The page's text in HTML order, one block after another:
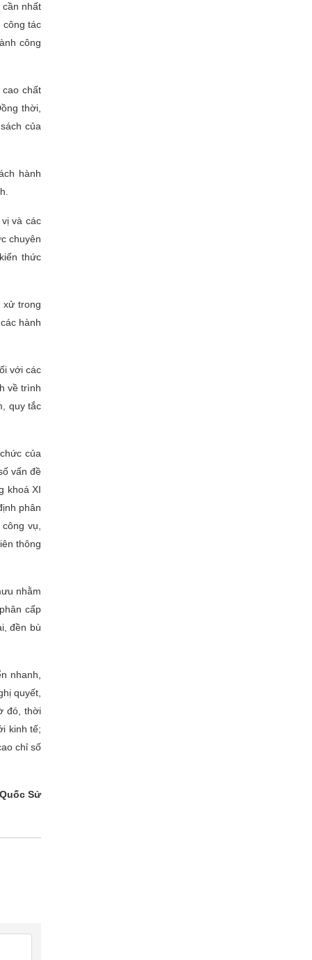
nhất
công tác
công
chất
thời,
của
hành
và các
chuyên
thức
xử trong
hành
với các
về trình
quy tắc
của
vấn đề
khoá XI
phân
vụ,
thông
nhằm
cấp
đền bù
nhanh,
quyết,
đó, thời
kinh tế;
chỉ số
Sử